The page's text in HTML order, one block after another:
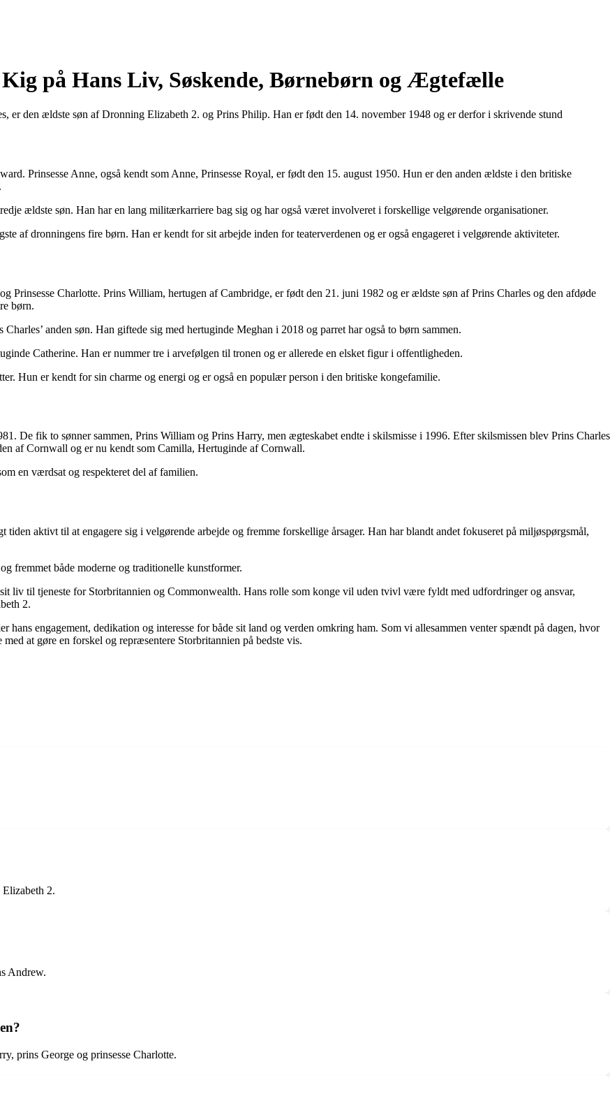
på Hans Liv, Søskende, Børnebørn og Ægtefælle
er den ældste søn af Dronning Elizabeth 2. og Prins Philip. Han er født den 14. november 1948 og er derfor i skrivende stund
Prinsesse Anne, også kendt som Anne, Prinsesse Royal, er født den 15. august 1950. Hun er den anden ældste i den britiske
ældste søn. Han har en lang militærkarriere bag sig og har også været involveret i forskellige velgørende organisationer.
af dronningens fire børn. Han er kendt for sit arbejde inden for teaterverdenen og er også engageret i velgørende aktiviteter.
Prinsesse Charlotte. Prins William, hertugen af Cambridge, er født den 21. juni 1982 og er ældste søn af Prins Charles og den afdøde
børn.
anden søn. Han giftede sig med hertuginde Meghan i 2018 og parret har også to børn sammen.
Catherine. Han er nummer tre i arvefølgen til tronen og er allerede en elsket figur i offentligheden.
Hun er kendt for sin charme og energi og er også en populær person i den britiske kongefamilie.
De fik to sønner sammen, Prins William og Prins Harry, men ægteskabet endte i skilsmisse i 1996. Efter skilsmissen blev Prins Charles
af Cornwall og er nu kendt som Camilla, Hertuginde af Cornwall.
en værdsat og respekteret del af familien.
tiden aktivt til at engagere sig i velgørende arbejde og fremme forskellige årsager. Han har blandt andet fokuseret på miljøspørgsmål,
fremmet både moderne og traditionelle kunstformer.
liv til tjeneste for Storbritannien og Commonwealth. Hans rolle som konge vil uden tvivl være fyldt med udfordringer og ansvar,
2.
engagement, dedikation og interesse for både sit land og verden omkring ham. Som vi allesammen venter spændt på dagen, hvor
at gøre en forskel og repræsentere Storbritannien på bedste vis.
2.
Andrew.
prins George og prinsesse Charlotte.